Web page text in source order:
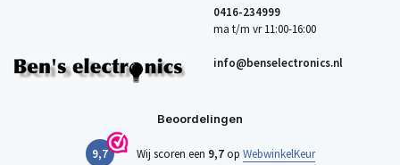
0416-234999
ma t/m vr 11:00-16:00
info@benselectronics.nl
Beoordelingen
9,7 Wij scoren een 9,7op WebwinkelKeur